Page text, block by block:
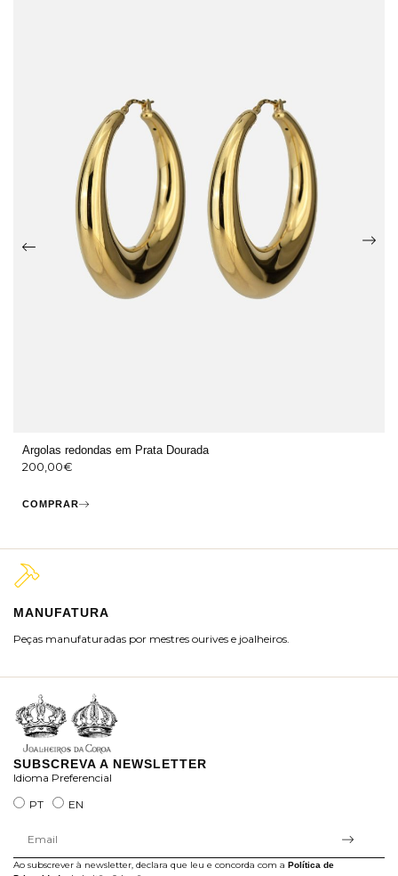
Argolas redondas em Prata Dourada
200,00€
COMPRAR
MANUFATURA
Peças manufaturadas por mestres ourives e joalheiros.
SUBSCREVA A NEWSLETTER
Idioma Preferencial
PT
EN
Ao subscrever à newsletter, declara que leu e concorda com a Política de